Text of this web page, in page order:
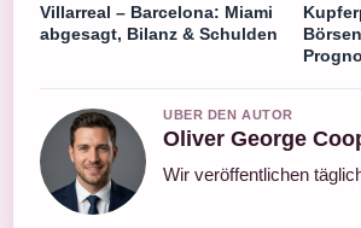
Villarreal – Barcelona: Miami
abgesagt, Bilanz & Schulden
UBER DEN AUTOR
Oliver George
Wir veröffentlichen